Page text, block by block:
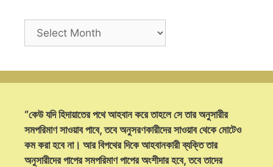
Archives
“কেউ যদি হিদায়াতের পথে আহবান করে তাহলে সে তার অনুসারীর
সমপরিমাণ সাওয়াব পাবে, তবে অনুসরণকারীদের সাওয়াব থেকে মোটেও
কম করা হবে না। আর বিপথের দিকে আহবানকারী ব্যক্তি তার
অনুসারীদের পাপের সমপরিমাণ পাপের অংশীদার হবে, তবে তাদের